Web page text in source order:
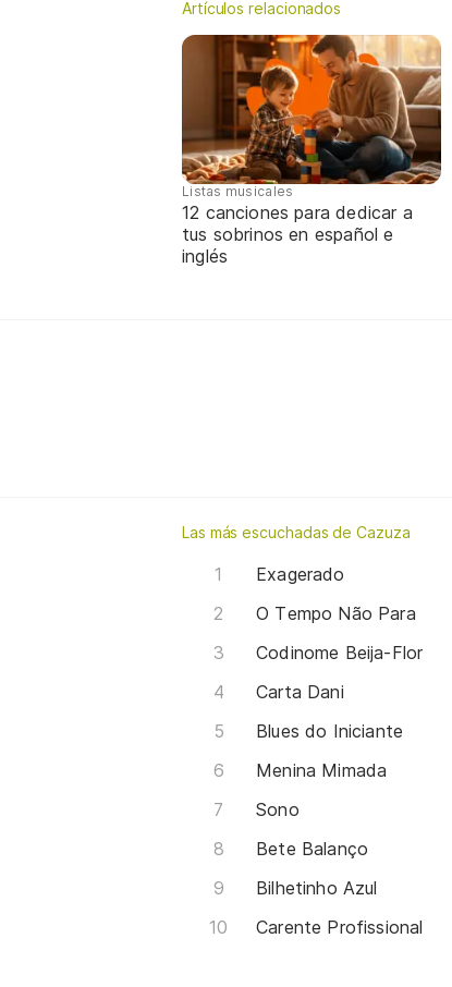
Artículos relacionados
Listas musicales
12 canciones para dedicar a
tus sobrinos en español e
inglés
Las más escuchadas de Cazuza
Exagerado
O Tempo Não Para
Codinome Beija-Flor
Carta Dani
Blues do Iniciante
Menina Mimada
Sono
Bete Balanço
Bilhetinho Azul
Carente Profissional